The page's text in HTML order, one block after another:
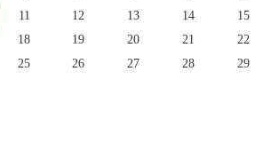
11 12 13 14
15
18 19 20 21
22
25 26 27 28
29